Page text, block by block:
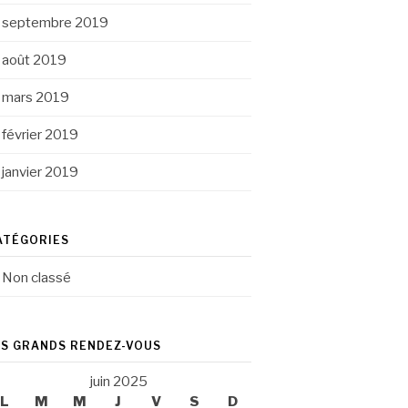
septembre 2019
août 2019
mars 2019
février 2019
janvier 2019
Non classé
GRANDS RENDEZ-VOUS
juin 2025
L
M M J V S D